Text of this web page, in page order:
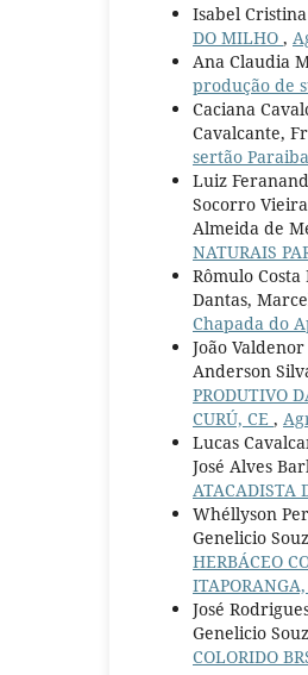
Isabel
DO MILHO ,
Ana Claudia
produção de
Caciana
Cavalcante,
sertão
Luiz
Socorro
Almeida de
NATURAIS
Rômulo
Dantas,
Chapada do
João
Anderson
PRODUTIVO
CURÚ, CE ,
Lucas
José Alves
ATACADISTA
Whéllyson
Genelicio
HERBÁCEO
José
Genelicio
COLORIDO